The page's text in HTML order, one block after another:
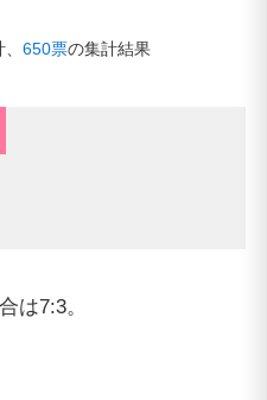
650票の集計結果
は7:3。